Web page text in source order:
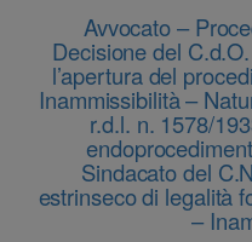
Avvocato –
Decisione del
l’apertura del
Inammissibilità –
r.d.l. n. 1578/
Sindacato del
estrinseco di legalità
–